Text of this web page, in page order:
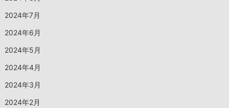
2024年7月
2024年6月
2024年5月
2024年4月
2024年3月
2024年2月